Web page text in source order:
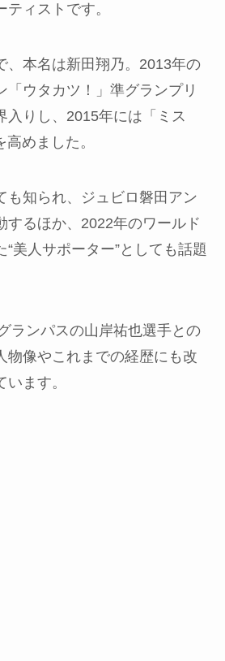
ィストです。
、本名は新田翔乃。2013年の
「ウタカツ！」準グランプリ
入りし、2015年には「ミス
めました。
も知られ、ジュビロ磐田アン
するほか、2022年のワールド
“美人サポーター”としても話題
ランパスの山岸祐也選手との
物像やこれまでの経歴にも改
ます。